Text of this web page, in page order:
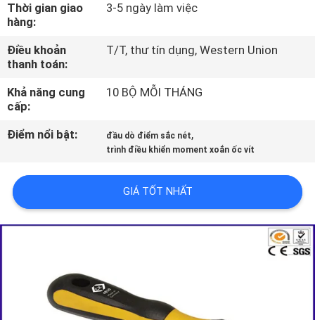
THAM
QUAN
NHÀ
MÁY
LIÊN
CHÚNG
TÔI
Thời gian giao
hàng:
3-5 ngày làm việc
Điều khoản
thanh toán:
T/T, thư tín dụng, Western Union
Khả năng cung
cấp:
10 BỘ MỖI THÁNG
Điểm nổi bật: đầu dò điểm sắc nét,
trình điều khiển moment xoắn ốc vít
GIÁ TỐT NHẤT